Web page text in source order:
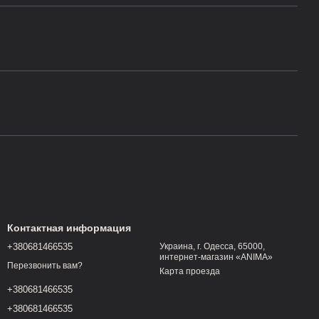
Контактная информация
+380681466535
Перезвонить вам?
+380681466535
+380681466535
Украина, г. Одесса, 65000,
интернет-магазин «ANIMA»
Карта проезда